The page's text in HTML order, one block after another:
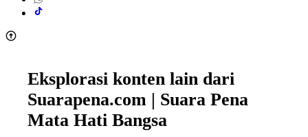
Eksplorasi konten lain dari
Suarapena.com | Suara Pena
Mata Hati Bangsa